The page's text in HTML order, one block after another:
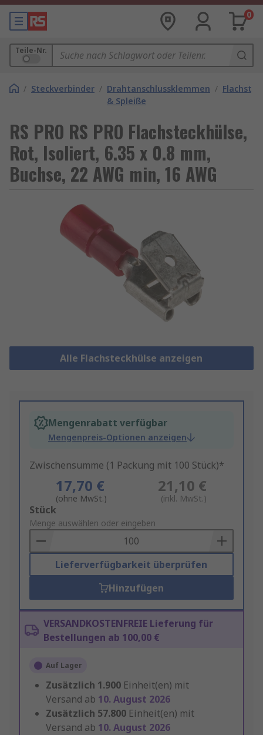
0
Teile-Nr.
/ Steckverbinder / Drahtanschlussklemmen
& Spleiße
/
RS PRO RS PRO Flachsteckhülse,
Rot, Isoliert, 6.35 x 0.8 mm,
Buchse, 22 AWG min, 16 AWG
Alle Flachsteckhülse anzeigen
Mengenrabatt verfügbar
Mengenpreis-Optionen anzeigen
Zwischensumme (1 Packung mit 100 Stück)*
17,70 €
(ohne MwSt.)
21,10 €
(inkl. MwSt.)
Add
to
Basket
Stück
Menge auswählen oder eingeben
Lieferverfügbarkeit überprüfen
Hinzufügen
VERSANDKOSTENFREIE Lieferung für
Bestellungen ab 100,00 €
Auf Lager
Zusätzlich 1.900 Einheit(en) mit
Versand ab 10. August 2026
Zusätzlich 57.800 Einheit(en) mit
Versand ab 10. August 2026